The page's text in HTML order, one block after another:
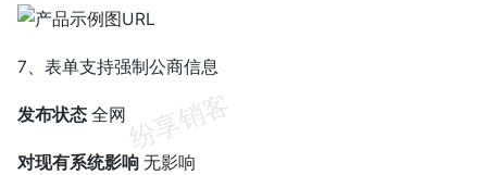
7、表单支持强制公商信息
发布状态 全网
对现有系统影响 无影响